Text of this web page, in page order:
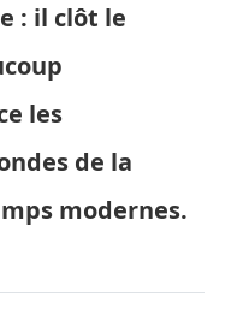
: il clôt le
les
de la
modernes.